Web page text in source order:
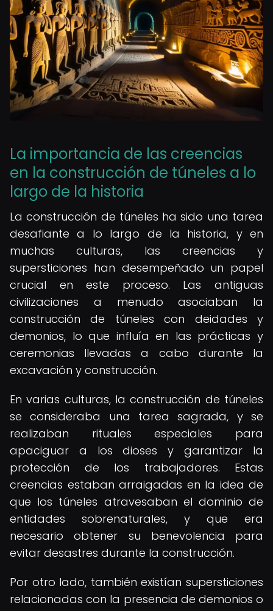
La importancia de las creencias
en la construcción de túneles a lo
largo de la historia
La construcción de túneles ha sido una tarea
desafiante a lo largo de la historia, y en
muchas culturas, las creencias y
supersticiones han desempeñado un papel
crucial en este proceso. Las antiguas
civilizaciones a menudo asociaban la
construcción de túneles con deidades y
demonios, lo que influía en las prácticas y
ceremonias llevadas a cabo durante la
excavación y construcción.
En varias culturas, la construcción de túneles
se consideraba una tarea sagrada, y se
realizaban rituales especiales para
apaciguar a los dioses y garantizar la
protección de los trabajadores. Estas
creencias estaban arraigadas en la idea de
que los túneles atravesaban el dominio de
entidades sobrenaturales, y que era
necesario obtener su benevolencia para
evitar desastres durante la construcción.
Por otro lado, también existían supersticiones
relacionadas con la presencia de demonios o